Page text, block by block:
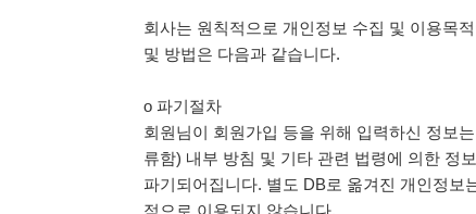
회사는 원칙적으로 개인정보 수집 및 이용목
및 방법은 다음과 같습니다.
ο 파기절차
회원님이 회원가입 등을 위해 입력하신 정보
류함) 내부 방침 및 기타 관련 법령에 의한 정
파기되어집니다. 별도 DB로 옮겨진 개인정보
적으로 이용되지 않습니다.